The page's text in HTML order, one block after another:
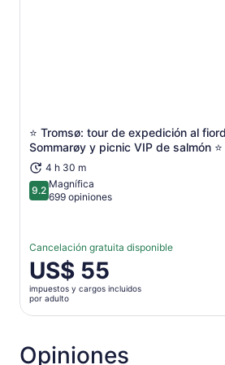
⭐ Tromsø: tour de expedición al
Sommarøy y picnic VIP de salmón ⭐
4 h 30 m
9.29.2 de 10
Magnífica
699 opiniones
Cancelación gratuita disponible
El
precio
es
de
por
US$ 55
impuestos y cargos incluidos
por adulto
Se abrirá
Opiniones